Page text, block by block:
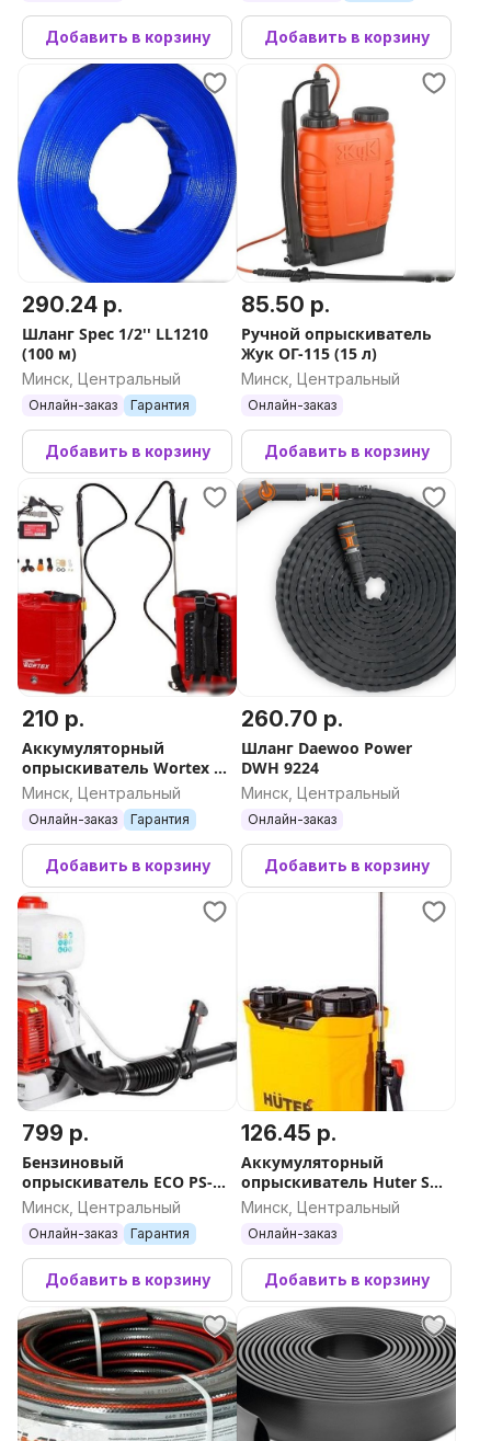
Добавить в корзину Добавить в корзину
290.24 р.
Шланг Spec 1/2'' LL1210
(100 м)
Минск, Центральный
Онлайн-заказ Гарантия
Добавить в корзину
85.50 р.
Ручной опрыскиватель
Жук ОГ-115 (15 л)
Минск, Центральный
Онлайн-заказ
Добавить в корзину
210 р.
Аккумуляторный
опрыскиватель Wortex KS
1240 Li
Минск, Центральный
Онлайн-заказ Гарантия
Добавить в корзину
260.70 р.
Шланг Daewoo Power
DWH 9224
Минск, Центральный
Онлайн-заказ
Добавить в корзину
799 р.
Бензиновый
опрыскиватель ECO PS-
471
Минск, Центральный
Онлайн-заказ Гарантия
Добавить в корзину
126.45 р.
Аккумуляторный
опрыскиватель Huter SP-
10AC 70/13/52
Минск, Центральный
Онлайн-заказ
Добавить в корзину